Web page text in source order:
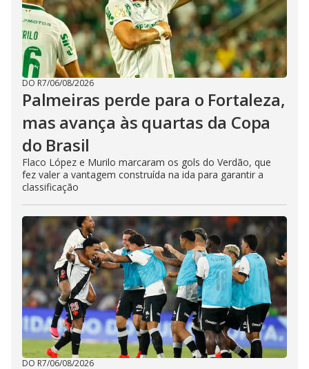
DO R7/06/08/2026
Palmeiras perde para o Fortaleza,
mas avança às quartas da Copa
do Brasil
Flaco López e Murilo marcaram os gols do Verdão, que
fez valer a vantagem construída na ida para garantir a
classificação
DO R7/06/08/2026